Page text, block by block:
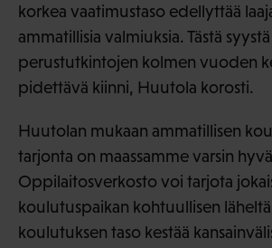
korkea vaatimustaso edellyttää
ammatillisia valmiuksia. Tästä
perustutkintojen kolmen vuoden
pidettävä kiinni, Huutola korosti.
Huutolan mukaan ammatillisen
tarjonta on maassamme varsin
Oppilaitosverkosto voi tarjota
koulutuspaikan kohtuullisen
koulutuksen taso kestää